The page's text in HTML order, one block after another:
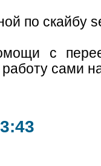
по скайбу
с
сами